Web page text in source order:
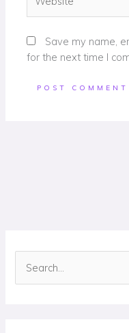
Save my name,
for the next time I